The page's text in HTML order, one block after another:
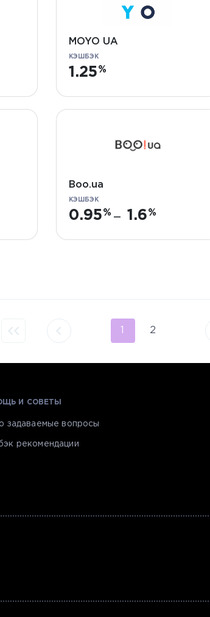
MOYO UA
КЭШБЭК
1.25
Boo.ua
КЭШБЭК
0.95 — 1.6
2
И СОВЕТЫ
задаваемые вопросы
рекомендации